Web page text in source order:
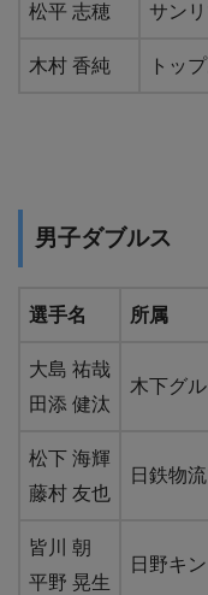
松平 志穂 サン
木村 香純 トッ
男子ダブルス
選手名 所属
大島 祐哉
田添 健汰
木下グ
松下 海輝
藤村 友也
日鉄物
皆川 朝
平野 晃生
日野キ